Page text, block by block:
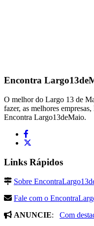
Encontra
O melhor do Largo 13 de
fazer, as melhores
Encontra Largo13deMaio.
Links Rápidos
Sobre
Fale com o
ANUNCIE: Com